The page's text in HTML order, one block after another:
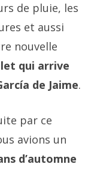
de pluie, les
et aussi
nouvelle
qui arrive
de Jaime.
par ce
avions un
d’automne